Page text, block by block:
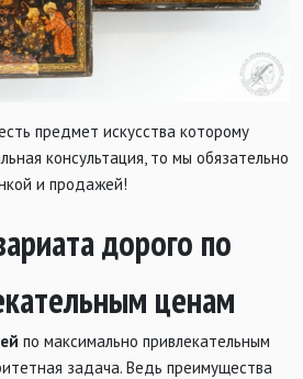
предмет искусства которому
консультация, то мы обязательно
и продажей!
дорого по
ценам
по максимально привлекательным
задача. Ведь преимущества